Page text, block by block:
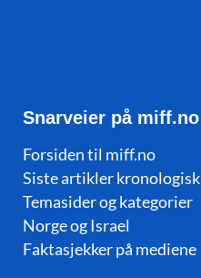
Snarveier på miff.no
Forsiden til miff.no
Siste artikler kronologisk
Temasider og kategorier
Norge og Israel
Faktasjekker på mediene